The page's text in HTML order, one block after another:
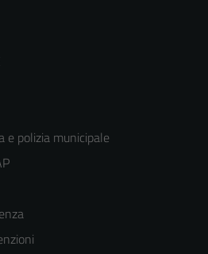
e polizia municipale